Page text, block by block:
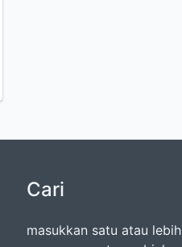
Cari
masukkan satu atau